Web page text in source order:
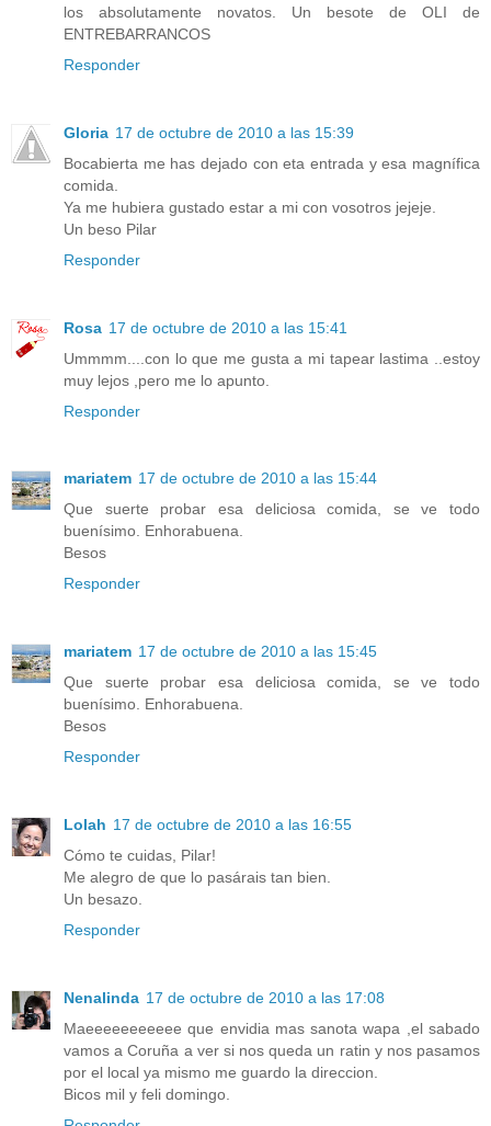
los absolutamente novatos. Un besote de OLI de
ENTREBARRANCOS
Responder
Gloria 17 de octubre de 2010 a las 15:39
Bocabierta me has dejado con eta entrada y esa magnífica
comida.
Ya me hubiera gustado estar a mi con vosotros jejeje.
Un beso Pilar
Responder
Rosa 17 de octubre de 2010 a las 15:41
Ummmm....con lo que me gusta a mi tapear lastima ..estoy
muy lejos ,pero me lo apunto.
Responder
mariatem 17 de octubre de 2010 a las 15:44
Que suerte probar esa deliciosa comida, se ve todo
buenísimo. Enhorabuena.
Besos
Responder
mariatem 17 de octubre de 2010 a las 15:45
Que suerte probar esa deliciosa comida, se ve todo
buenísimo. Enhorabuena.
Besos
Responder
Lolah 17 de octubre de 2010 a las 16:55
Cómo te cuidas, Pilar!
Me alegro de que lo pasárais tan bien.
Un besazo.
Responder
Nenalinda 17 de octubre de 2010 a las 17:08
Maeeeeeeeeeee que envidia mas sanota wapa ,el sabado
vamos a Coruña a ver si nos queda un ratin y nos pasamos
por el local ya mismo me guardo la direccion.
Bicos mil y feli domingo.